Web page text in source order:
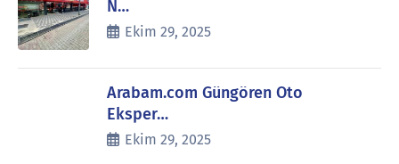
N…
Ekim 29, 2025
Arabam.com Güngören Oto
Eksper…
Ekim 29, 2025